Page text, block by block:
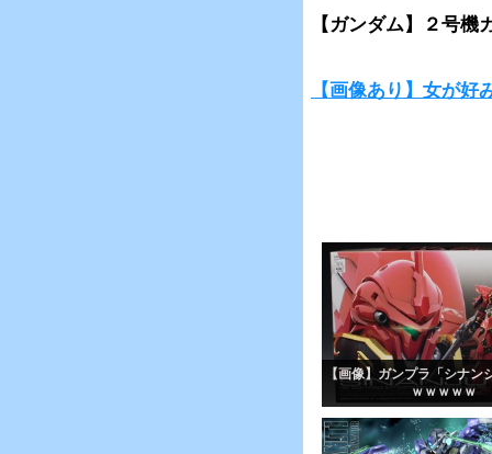
【ガンダム】２号
【画像あり】女が
【画像】ガンプラ「シナン
ｗｗｗｗｗ